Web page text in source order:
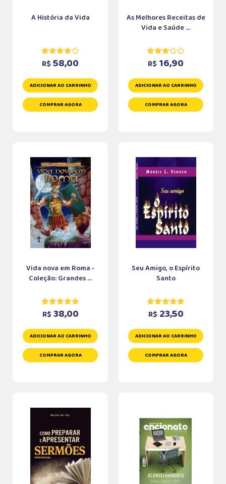
A História da Vida
R$ 58,00
ADICIONAR AO CARRINHO
COMPRAR AGORA
As Melhores Receitas de
Vida e Saúde ...
R$ 16,90
ADICIONAR AO CARRINHO
COMPRAR AGORA
Vida nova em Roma -
Coleção: Grandes ...
R$ 38,00
ADICIONAR AO CARRINHO
COMPRAR AGORA
Seu Amigo, o Espírito
Santo
R$ 23,50
ADICIONAR AO CARRINHO
COMPRAR AGORA